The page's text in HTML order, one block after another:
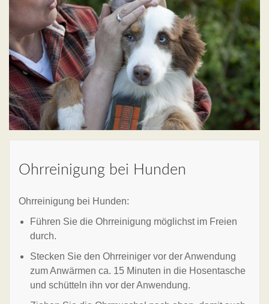
Ohrreinigung bei Hunden
Ohrreinigung bei Hunden:
Führen Sie die Ohrreinigung möglichst im Freien
durch.
Stecken Sie den Ohrreiniger vor der Anwendung
zum Anwärmen ca. 15 Minuten in die Hosentasche
und schütteln ihn vor der Anwendung.